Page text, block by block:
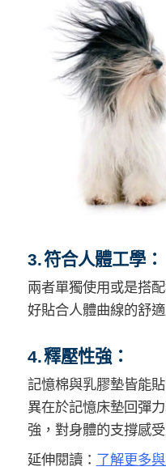
3. 符合人體工學：
兩者單獨使用或是搭
好貼合人體曲線的舒
4. 釋壓性強：
記憶棉與乳膠墊皆能
異在於記憶床墊回彈
強，對身體的支撐感
延伸閱讀： 了解更多